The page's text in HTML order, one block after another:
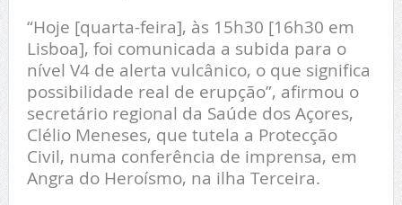
“Hoje [quarta-feira], às 15h30 [16h30 em
Lisboa], foi comunicada a subida para o
nível V4 de alerta vulcânico, o que significa
possibilidade real de erupção”, afirmou o
secretário regional da Saúde dos Açores,
Clélio Meneses, que tutela a Protecção
Civil, numa conferência de imprensa, em
Angra do Heroísmo, na ilha Terceira.